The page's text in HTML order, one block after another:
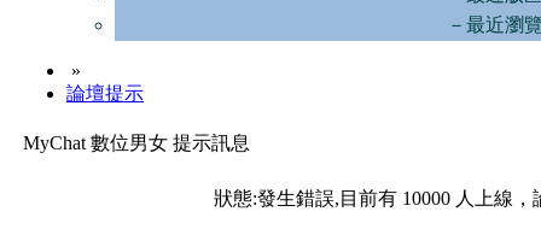
－最近瀏
»
論壇提示
MyChat 數位男女 提示訊息
狀態:發生錯誤,目前有 10000 人上線